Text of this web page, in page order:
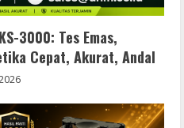
3000: Tes Emas,
Cepat, Akurat, Andal